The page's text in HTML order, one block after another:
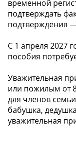
временной
подтверждать
подтверждения
С 1 апреля 2027
пособия
Уважительная
или пожилым от
для членов
бабушка,
уважительная